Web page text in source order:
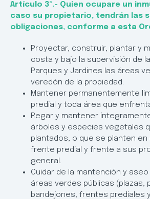
Artículo 3º.- Quien ocupare un
caso su propietario, tendrán las
obligaciones, conforme a esta
Proyectar, construir, plantar y
costa y bajo la supervisión de
Parques y Jardines las áreas
veredón de la propiedad.
Mantener permanentemente
predial y toda área que
Regar y mantener
árboles y especies vegetales
plantados, o que se planten
frente predial y frente a sus
general.
Cuidar de la mantención y
áreas verdes públicas (plazas,
bandejones, frentes prediales